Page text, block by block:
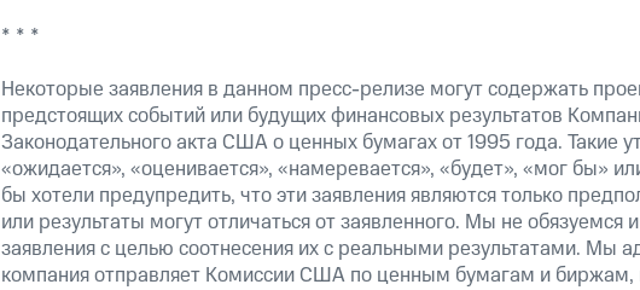
* * *
Некоторые заявления в данном пресс-релизе могут содержать
предстоящих событий или будущих финансовых результатов
Законодательного акта США о ценных бумагах от 1995 года. Такие
«ожидается», «оценивается», «намеревается», «будет», «мог бы»
бы хотели предупредить, что эти заявления являются только
или результаты могут отличаться от заявленного. Мы не
заявления с целью соотнесения их с реальными результатами. Мы
компания отправляет Комиссии США по ценным бумагам и